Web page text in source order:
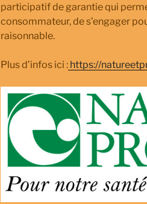
participatif de garantie qui
consommateur, de s’engager
raisonnable.
Plus d’infos ici : https://